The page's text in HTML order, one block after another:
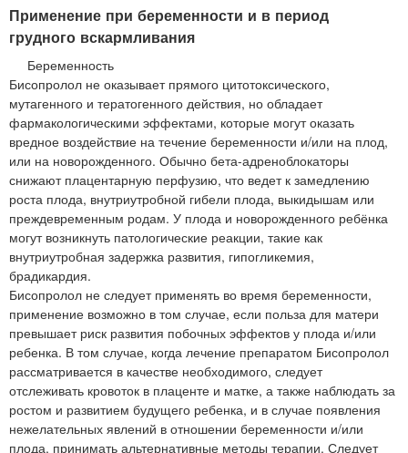
Применение при беременности и в период
грудного вскармливания
Беременность
Бисопролол не оказывает прямого цитотоксического,
мутагенного и тератогенного действия, но обладает
фармакологическими эффектами, которые могут оказать
вредное воздействие на течение беременности и/или на плод,
или на новорожденного. Обычно бета-адреноблокаторы
снижают плацентарную перфузию, что ведет к замедлению
роста плода, внутриутробной гибели плода, выкидышам или
преждевременным родам. У плода и новорожденного ребёнка
могут возникнуть патологические реакции, такие как
внутриутробная задержка развития, гипогликемия,
брадикардия.
Бисопролол не следует применять во время беременности,
применение возможно в том случае, если польза для матери
превышает риск развития побочных эффектов у плода и/или
ребенка. В том случае, когда лечение препаратом Бисопролол
рассматривается в качестве необходимого, следует
отслеживать кровоток в плаценте и матке, а также наблюдать за
ростом и развитием будущего ребенка, и в случае появления
нежелательных явлений в отношении беременности и/или
плода, принимать альтернативные методы терапии. Следует